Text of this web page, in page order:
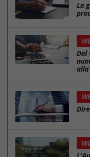
La
Dal
alla